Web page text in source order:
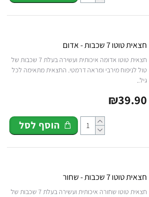
חצאית טוטו 7 שכבות - אדום
חצאית טוטו אדומה איכותית ועשירה בעלת 7 שכבות של
טול לניפוח מירבי ומראה דרמטי. החצאית מתאימה לכל
גיל..
₪39.90
הוסף לסל
חצאית טוטו 7 שכבות - שחור
חצאית טוטו שחורה איכותית ועשירה בעלת 7 שכבות של